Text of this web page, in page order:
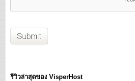
รีวิวล่าสุดของ VisperHost